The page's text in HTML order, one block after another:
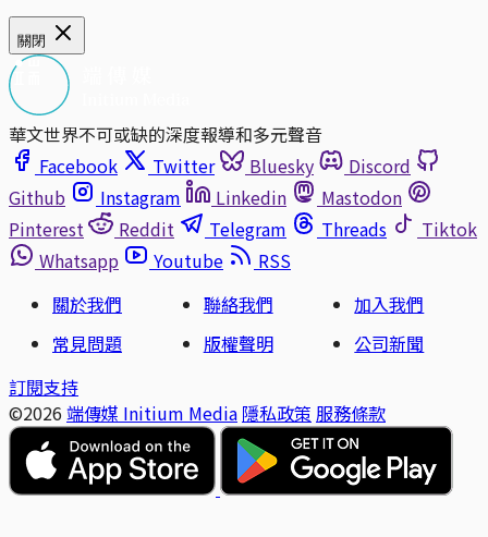
關閉
華文世界不可或缺的深度報導和多元聲音
Facebook
Twitter Bluesky
Discord
Github
Instagram Linkedin
Mastodon
Pinterest
Reddit Telegram Threads
Tiktok
Whatsapp
Youtube
RSS
關於我們
聯絡我們
加入我們
常見問題
版權聲明
公司新聞
訂閱支持
©2026 端傳媒 Initium Media 隱私政策 服務條款